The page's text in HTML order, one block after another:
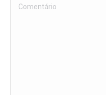
Comentário